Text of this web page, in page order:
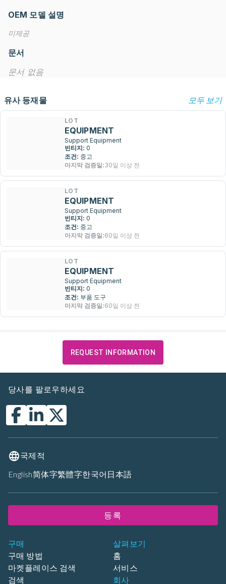
OEM 모델 설명
미제공
문서
문서 없음
유사 등재물 모두 보기
LOT
EQUIPMENT
Support Equipment
빈티지: 0
조건: 중고
마지막 검증일:30일 이상 전
LOT
EQUIPMENT
Support Equipment
빈티지: 0
조건: 중고
마지막 검증일:60일 이상 전
LOT
EQUIPMENT
Support Equipment
빈티지: 0
조건: 부품 도구
마지막 검증일:60일 이상 전
REQUEST INFORMATION
구매
구매 방법
마켓플레이스 검색
검색
살펴보기
홈
서비스
회사
당사를 팔로우하세요
국제적
English简体字繁體字한국어 日本語
등록